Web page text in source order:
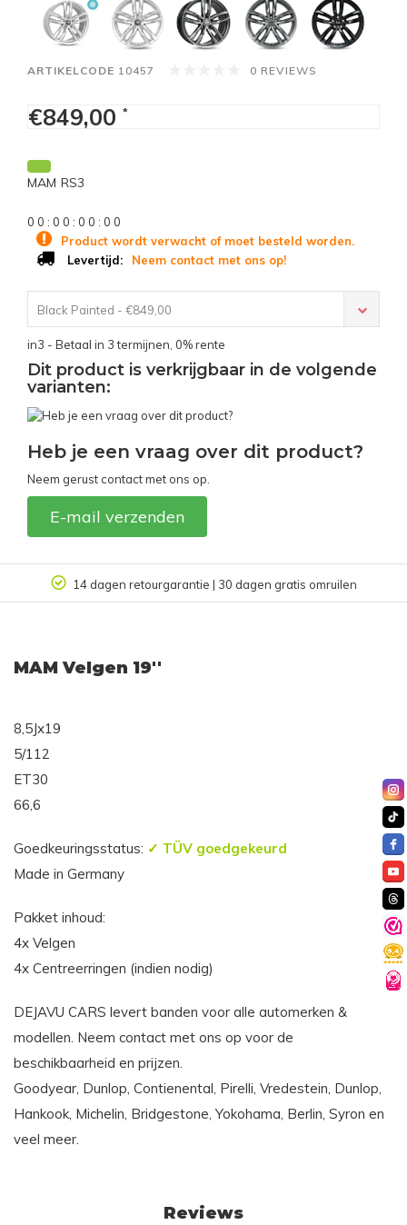
ARTIKELCODE 10457 0 REVIEWS
€849,00 *
MAM RS3
0 0 : 0 0 : 0 0 : 0 0
Product wordt verwacht of moet besteld worden.
Levertijd:
Neem contact met ons op!
Black Painted - €849,00
in3 - Betaal in 3 termijnen, 0% rente
Dit product is verkrijgbaar in de volgende
varianten:
Heb je een vraag over dit product?
Neem gerust contact met ons op.
E-mail verzenden
14 dagen retourgarantie | 30 dagen gratis omruilen
MAM Velgen 19''
8,5Jx19
5/112
ET30
66,6
Goedkeuringsstatus: ✓ TÜV goedgekeurd
Made in Germany
Pakket inhoud:
4x Velgen
4x Centreerringen (indien nodig)
DEJAVU CARS levert banden voor alle automerken &
modellen. Neem contact met ons op voor de
beschikbaarheid en prijzen.
Goodyear, Dunlop, Contienental, Pirelli, Vredestein, Dunlop,
Hankook, Michelin, Bridgestone, Yokohama, Berlin, Syron en
veel meer.
Reviews